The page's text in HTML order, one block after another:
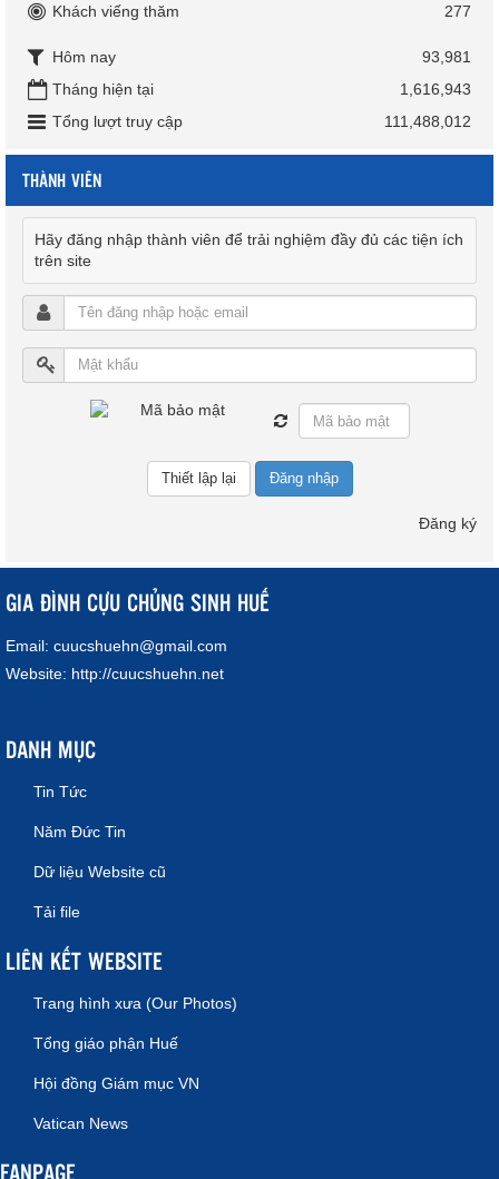
Khách viếng thăm
277
Hôm nay
93,981
Tháng hiện tại
1,616,943
Tổng lượt truy cập
111,488,012
THÀNH VIÊN
Hãy đăng nhập thành viên để trải nghiệm đầy đủ các tiện ích
trên site
Đăng nhập
Đăng ký
GIA ĐÌNH CỰU CHỦNG SINH HUẾ
Email: cuucshuehn@gmail.com
Website: http://cuucshuehn.net
DANH MỤC
Tin Tức
Năm Đức Tin
Dữ liệu Website cũ
Tải file
LIÊN KẾT WEBSITE
Trang hình xưa (Our Photos)
Tổng giáo phận Huế
Hội đồng Giám mục VN
Vatican News
FANPAGE